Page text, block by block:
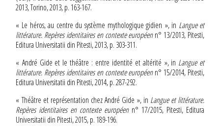
2013, Torino, 2013, p. 163-167.
« Le héros, au centre du système mythologique gidien », in Langue et
littérature. Repères identitaires en contexte européenn° 13/2013, Pitesti,
Editura Universitatii din Pitesti, 2013, p. 303-311.
« André Gide et le théâtre : entre identité et altérité », in Langue et
littérature. Repères identitaires en contexte européenn° 15/2014, Pitesti,
Editura Universitatii din Pitesti, 2014, p. 287-292.
« Théâtre et représentation chez André Gide », in Langue et littérature.
Repères identitaires en contexte européenn° 17/2015, Pitesti, Editura
Universitatii din Pitesti, 2015, p. 189-196.